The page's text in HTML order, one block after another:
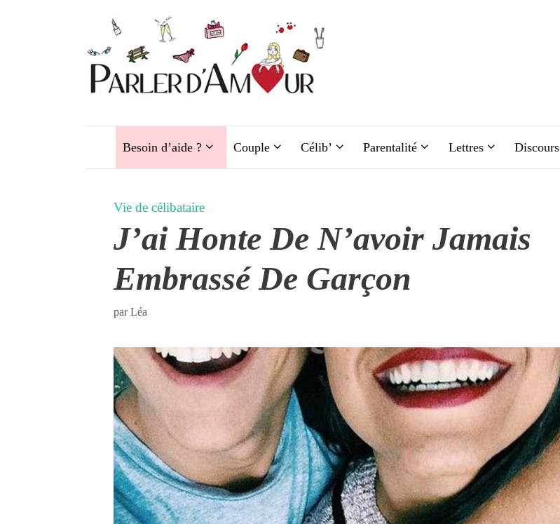
Besoin d’aide ? Couple Célib’ Parentalité Lettres Discours
Vie de célibataire
J’ai Honte De N’avoir Jamais
Embrassé De Garçon
parLéa